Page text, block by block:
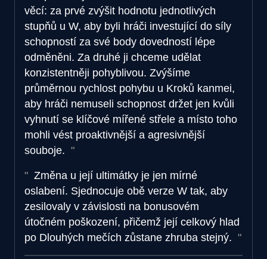
věcí: za prvé zvýšit hodnotu jednotlivých
stupňů u W, aby byli hráči investující do síly
schopností za své body dovedností lépe
odměněni. Za druhé ji chceme udělat
konzistentněji pohyblivou. Zvýšíme
průměrnou rychlost pohybu u Kroků kanmei,
aby hráči nemuseli schopnost držet jen kvůli
vyhnutí se klíčové mířené střele a místo toho
mohli vést proaktivnější a agresivnější
souboje.
Změna u její ultimátky je jen mírné
oslabení. Sjednocuje obě verze W tak, aby
zesilovaly v závislosti na bonusovém
útočném poškození, přičemž její celkový hlad
po Dlouhých mečích zůstane zhruba stejný.